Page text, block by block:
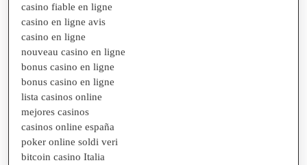
casino fiable en ligne
casino en ligne avis
casino en ligne
nouveau casino en ligne
bonus casino en ligne
bonus casino en ligne
lista casinos online
mejores casinos
casinos online españa
poker online soldi veri
bitcoin casino Italia